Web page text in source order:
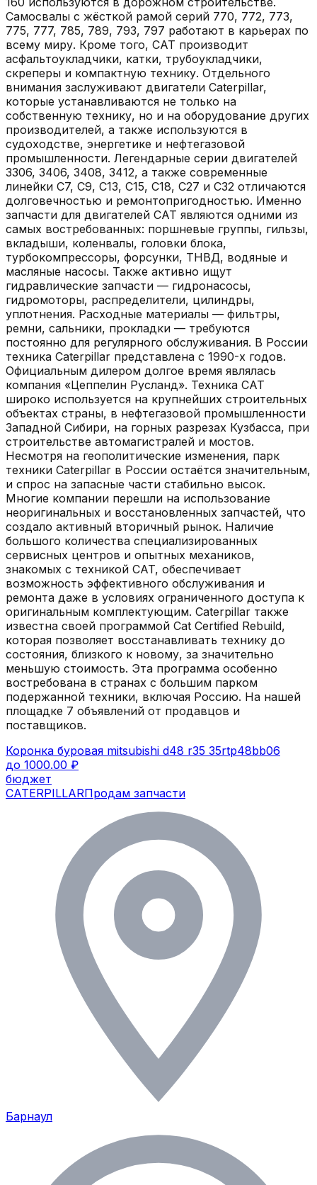
Самосвалы с жёсткой рамой серий 770, 772, 773,
775, 777, 785, 789, 793, 797 работают в карьерах по
всему миру. Кроме того, CAT производит
асфальтоукладчики, катки, трубоукладчики,
скреперы и компактную технику. Отдельного
внимания заслуживают двигатели Caterpillar,
которые устанавливаются не только на
собственную технику, но и на оборудование других
производителей, а также используются в
судоходстве, энергетике и нефтегазовой
промышленности. Легендарные серии двигателей
3306, 3406, 3408, 3412, а также современные
линейки C7, C9, C13, C15, C18, C27 и C32 отличаются
долговечностью и ремонтопригодностью. Именно
запчасти для двигателей CAT являются одними из
самых востребованных: поршневые группы, гильзы,
вкладыши, коленвалы, головки блока,
турбокомпрессоры, форсунки, ТНВД, водяные и
масляные насосы. Также активно ищут
гидравлические запчасти — гидронасосы,
гидромоторы, распределители, цилиндры,
уплотнения. Расходные материалы — фильтры,
ремни, сальники, прокладки — требуются
постоянно для регулярного обслуживания. В России
техника Caterpillar представлена с 1990-х годов.
Официальным дилером долгое время являлась
компания «Цеппелин Русланд». Техника CAT
широко используется на крупнейших строительных
объектах страны, в нефтегазовой промышленности
Западной Сибири, на горных разрезах Кузбасса, при
строительстве автомагистралей и мостов.
Несмотря на геополитические изменения, парк
техники Caterpillar в России остаётся значительным,
и спрос на запасные части стабильно высок.
Многие компании перешли на использование
неоригинальных и восстановленных запчастей, что
создало активный вторичный рынок. Наличие
большого количества специализированных
сервисных центров и опытных механиков,
знакомых с техникой CAT, обеспечивает
возможность эффективного обслуживания и
ремонта даже в условиях ограниченного доступа к
оригинальным комплектующим. Caterpillar также
известна своей программой Cat Certified Rebuild,
которая позволяет восстанавливать технику до
состояния, близкого к новому, за значительно
меньшую стоимость. Эта программа особенно
востребована в странах с большим парком
подержанной техники, включая Россию. На нашей
площадке 7 объявлений от продавцов и
поставщиков.
Коронка буровая mitsubishi d48 r35 35rtp48bb06
до 1000.00 ₽
бюджет
CATERPILLARПродам запчасти
Барнаул